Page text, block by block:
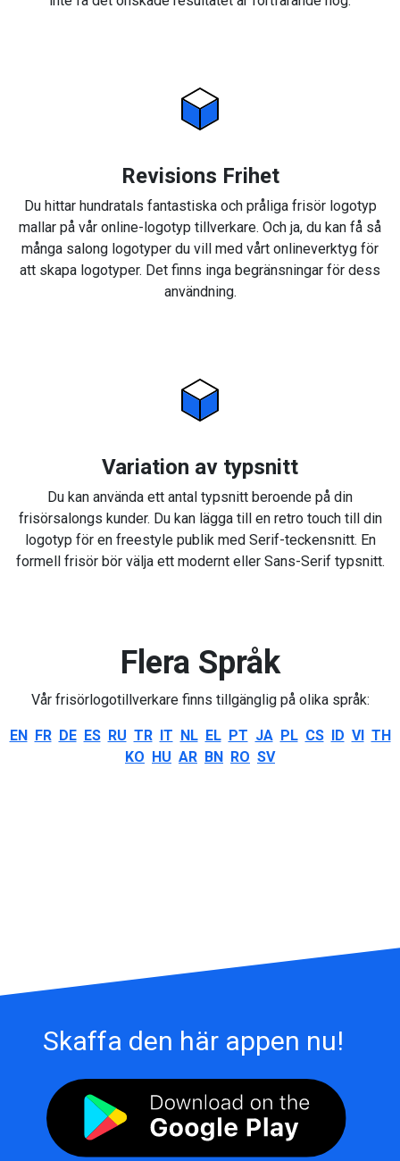
Revisions Frihet
Du hittar hundratals fantastiska och pråliga frisör logotyp
mallar på vår online-logotyp tillverkare. Och ja, du kan få så
många salong logotyper du vill med vårt onlineverktyg för
att skapa logotyper. Det finns inga begränsningar för dess
användning.
Variation av typsnitt
Du kan använda ett antal typsnitt beroende på din
frisörsalongs kunder. Du kan lägga till en retro touch till din
logotyp för en freestyle publik med Serif-teckensnitt. En
formell frisör bör välja ett modernt eller Sans-Serif typsnitt.
Flera Språk
Vår frisörlogotillverkare finns tillgänglig på olika språk:
EN FR DE ES RU TR IT NL EL PT JA PL CS ID VI TH
KO HU AR BN RO SV
Skaffa den här appen nu!